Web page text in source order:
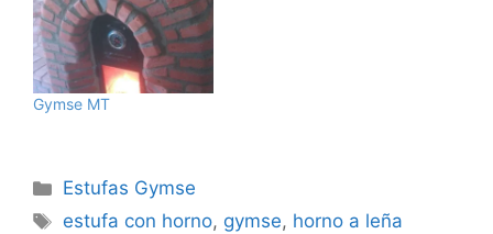
Gymse MT
Categorías
Estufas Gymse
Etiquetas
estufa con horno, gymse, horno a leña